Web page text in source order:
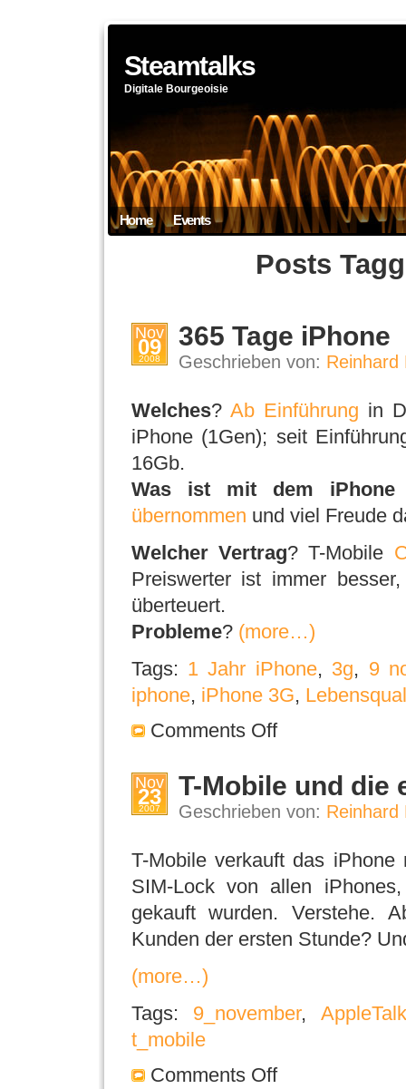
Steamtalks
Digitale Bourgeoisie
Home Events
Posts
Nov
09
2008
365 Tage iPhone
Geschrieben von: Reinhard
Welches? Ab Einführung in
iPhone (1Gen); seit
16Gb.
Was ist mit dem iPhone
übernommen und viel Freude
Welcher Vertrag? T-Mobile
Preiswerter ist immer
überteuert.
Probleme? (more…)
Tags: 1 Jahr iPhone, 3g, 9
iphone, iPhone 3G,
Comments Off
Nov
23
2007
T-Mobile und die
Geschrieben von: Reinhard
T-Mobile verkauft das
SIM-Lock von allen
gekauft wurden. Verstehe.
Kunden der ersten Stunde?
(more…)
Tags: 9_november,
t_mobile
Comments Off